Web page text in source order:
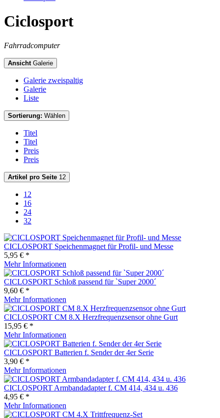
Ciclosport
Fahrradcomputer
Ansicht Galerie
Galerie zweispaltig
Galerie
Liste
Sortierung: Wählen
Titel
Titel
Preis
Preis
Artikel pro Seite 12
12
16
24
32
CICLOSPORT Speichenmagnet für Profil- und Messe
5,95 € *
Mehr Informationen
CICLOSPORT Schloß passend für `Super 2000´
9,60 € *
Mehr Informationen
CICLOSPORT CM 8.X Herzfrequenzsensor ohne Gurt
15,95 € *
Mehr Informationen
CICLOSPORT Batterien f. Sender der 4er Serie
3,90 € *
Mehr Informationen
CICLOSPORT Armbandadapter f. CM 414, 434 u. 436
4,95 € *
Mehr Informationen